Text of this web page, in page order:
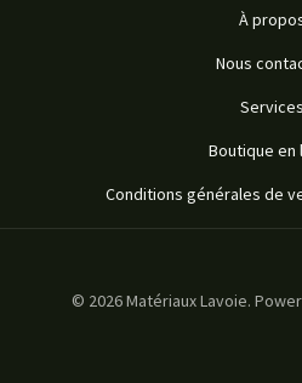
À
Nous
Services
Boutique en
Conditions générales de
© 2026 Matériaux Lavoie.